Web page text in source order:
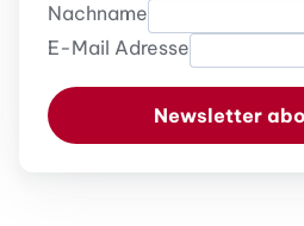
Nachname
E-Mail Adresse
Newsletter